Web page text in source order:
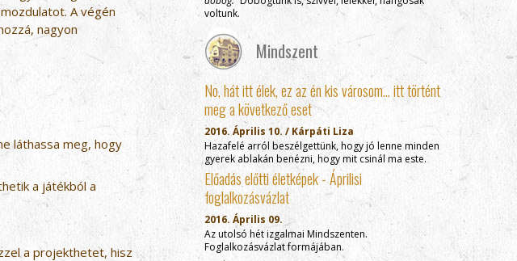
A végén
nagyon
láthassa meg, hogy
a játékból a
a projekthetet, hisz
voltunk.
Mindszent
No, hát itt élek, ez az én kis városom… itt történt
meg a következő eset
2016. Április 10. / Kárpáti Liza
Hazafelé arról beszélgettünk, hogy jó lenne minden
gyerek ablakán benézni, hogy mit csinál ma este.
Előadás előtti életképek - Áprilisi
foglalkozásvázlat
2016. Április 09.
Az utolsó hét izgalmai Mindszenten.
Foglalkozásvázlat formájában.